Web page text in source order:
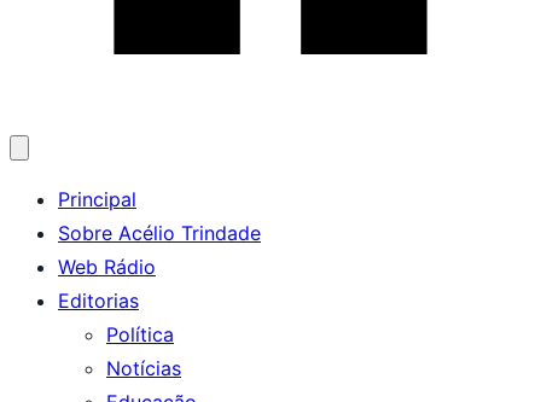
menu
Principal
Sobre Acélio Trindade
Web Rádio
Editorias
Política
Notícias